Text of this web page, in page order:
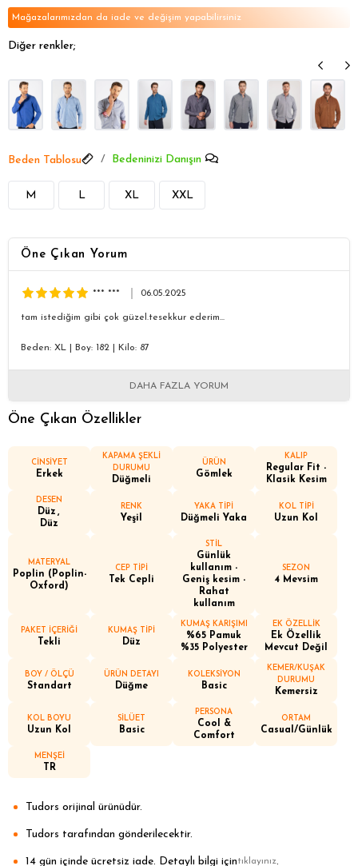
1 Alana 1 Bedava
Mağazalarımızdan da iade ve değişim yapabilirsiniz
Diğer renkler;
Beden Tablosu Bedeninizi Danışın
M L XL XXL
Öne Çıkan Yorum
*** *** 06.05.2025
tam istediğim gibi çok güzel.tesekkur ederim...
Beden: XL Boy: 182 Kilo: 87
DAHA FAZLA YORUM
Öne Çıkan Özellikler
CİNSİYET
Erkek
KAPAMA ŞEKLİ
DURUMU
Düğmeli
ÜRÜN
Gömlek
KALIP
Regular Fit -
Klasik Kesim
DESEN
Düz
Düz
RENK
Yeşil
YAKA TİPİ
Düğmeli Yaka
KOL TİPİ
Uzun Kol
MATERYAL
Poplin (Poplin-
Oxford)
CEP TİPİ
Tek Cepli
STİL
Günlük
kullanım -
Geniş kesim -
Rahat
kullanım
SEZON
4 Mevsim
PAKET İÇERİĞİ
Tekli
KUMAŞ TİPİ
Düz
KUMAŞ KARIŞIMI
%65 Pamuk
%35 Polyester
EK ÖZELLİK
Ek Özellik
Mevcut Değil
BOY / ÖLÇÜ
Standart
ÜRÜN DETAYI
Düğme
KOLEKSİYON
Basic
KEMER/KUŞAK
DURUMU
Kemersiz
KOL BOYU
Uzun Kol
SİLÜET
Basic
PERSONA
Cool &
Comfort
ORTAM
Casual/Günlük
MENŞEİ
TR
Tudors orijinal ürünüdür.
Tudors tarafından gönderilecektir.
14 gün içinde ücretsiz iade. Detaylı bilgi içintıklayınız.